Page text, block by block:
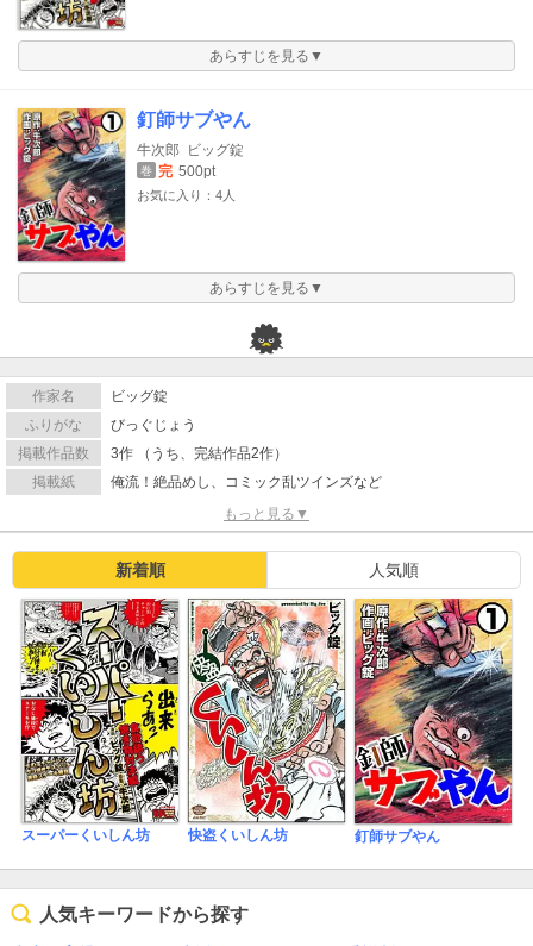
あらすじを見る▼
釘師サブやん
牛次郎 ビッグ錠
巻 完 500pt
お気に入り：4人
あらすじを見る▼
作家名
ビッグ錠
ふりがな
びっぐじょう
掲載作品数
3作 （うち、完結作品2作）
掲載紙
俺流！絶品めし、コミック乱ツインズなど
もっと見る▼
新着順 人気順
スーパーくいしん坊 快盗くいしん坊 釘師サブやん
人気キーワードから探す